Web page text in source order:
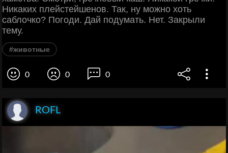
Никаких плейстейшенов. Так, ну можно хоть
саблочко? Погоди. Дай подумать. Нет. Закрыли
тему.
#животные
0 0 0
ROFL